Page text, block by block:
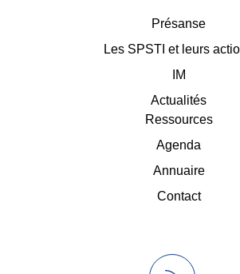
Présanse
Les SPSTI et leurs
IM
Actualités
Ressources
Agenda
Annuaire
Contact